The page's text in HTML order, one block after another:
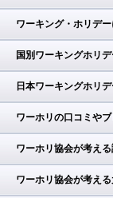
ワーキング・ホリデ
国別ワーキングホリ
日本ワーキングホリ
ワーホリの口コミや
ワーホリ協会が考え
ワーホリ協会が考え